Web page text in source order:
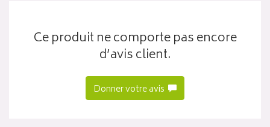
Ce produit ne comporte pas encore
d’avis client.
Donner votre avis